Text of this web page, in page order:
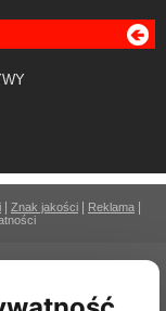
Znak jakości Reklama